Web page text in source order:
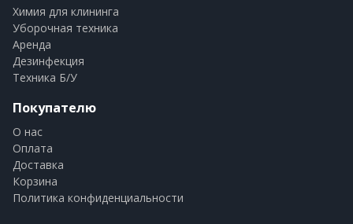
Химия для клининга
Уборочная техника
Аренда
Дезинфекция
Техника Б/У
Покупателю
О нас
Оплата
Доставка
Корзина
Политика конфиденциальности